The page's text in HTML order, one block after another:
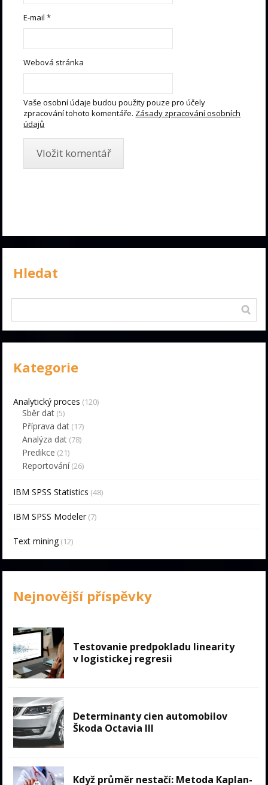
E-mail*
Webová stránka
Vaše osobní údaje budou použity pouze pro účely
zpracování tohoto komentáře. Zásady zpracování osobních
údajů
Hledat
Kategorie
Analytický proces (120)
Sběr dat (5)
Příprava dat (17)
Analýza dat (78)
Predikce (21)
Reportování(26)
IBM SPSS Statistics (48)
IBM SPSS Modeler (7)
Text mining (12)
Nejnovější příspěvky
Testovanie predpokladu linearity
v logistickej regresii
Determinanty cien automobilov
Škoda Octavia III
Když průměr nestačí: Metoda Kaplan-